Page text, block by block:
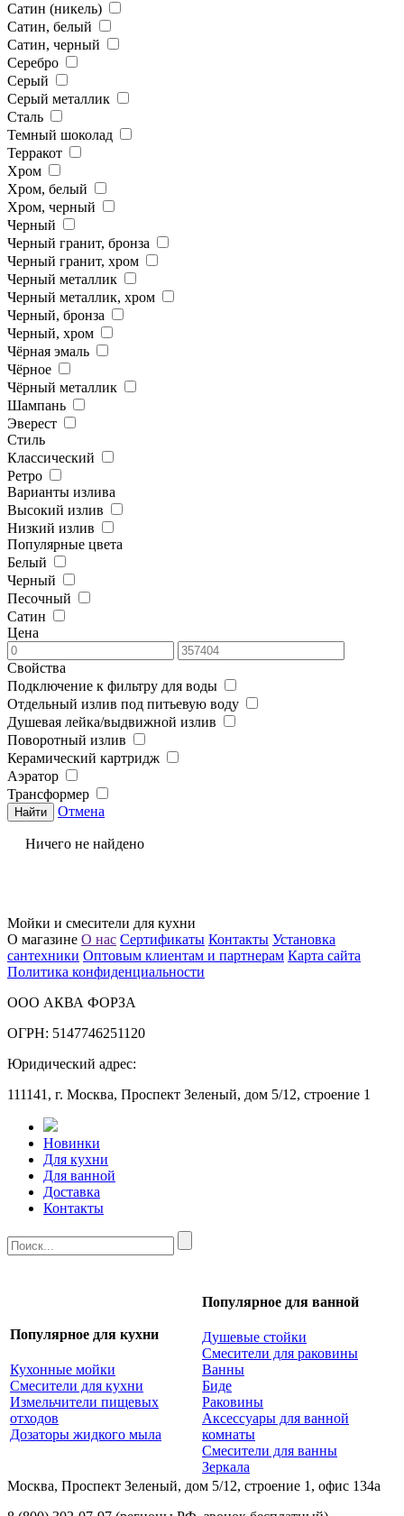
Сатин (никель)
Сатин, белый
Сатин, черный
Серебро
Серый
Серый металлик
Сталь
Темный шоколад
Терракот
Хром
Хром, белый
Хром, черный
Черный
Черный гранит, бронза
Черный гранит, хром
Черный металлик
Черный металлик, хром
Черный, бронза
Черный, хром
Чёрная эмаль
Чёрное
Чёрный металлик
Шампань
Эверест
Стиль
Классический
Ретро
Варианты излива
Высокий излив
Низкий излив
Популярные цвета
Белый
Черный
Песочный
Сатин
Цена
Свойства
Подключение к фильтру для воды
Отдельный излив под питьевую воду
Душевая лейка/выдвижной излив
Поворотный излив
Керамический картридж
Аэратор
Трансформер
Отмена
Ничего не найдено
Мойки и смесители для кухни
О магазине О нас Сертификаты Контакты Установка
сантехники Оптовым клиентам и партнерам Карта сайта
Политика конфиденциальности
ООО АКВА ФОРЗА
ОГРН: 5147746251120
Юридический адрес:
111141, г. Москва, Проспект Зеленый, дом 5/12, строение 1
Новинки
Для кухни
Для ванной
Доставка
Контакты
Популярное для кухни
Кухонные мойки
Смесители для кухни
Измельчители пищевых
отходов
Дозаторы жидкого мыла
Популярное для ванной
Душевые стойки
Смесители для раковины
Ванны
Биде
Раковины
Аксессуары для ванной
комнаты
Смесители для ванны
Зеркала
Москва, Проспект Зеленый, дом 5/12, строение 1, офис 134а